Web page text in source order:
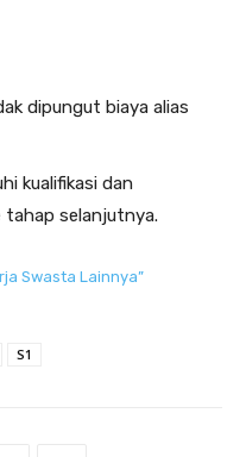
dipungut biaya alias
kualifikasi dan
tahap selanjutnya.
Swasta Lainnya”
S1